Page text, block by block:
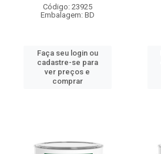
Código: 23925
Embalagem: BD
Faça seu login ou
cadastre-se para
ver preços e
comprar